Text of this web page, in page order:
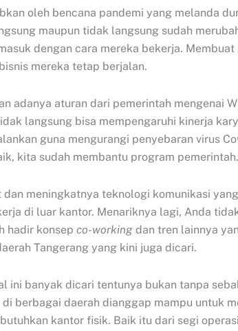
oleh bencana pandemi yang melanda
maupun tidak langsung sudah
dengan cara mereka bekerja.
mereka tetap berjalan.
adanya aturan dari pemerintah mengenai
langsung bisa mempengaruhi kinerja
guna mengurangi penyebaran virus
kita sudah membantu program pemerintah.
meningkatnya teknologi komunikasi
di luar kantor. Menariknya lagi, Anda
hadir konsep co-working dan tren lainnya
Tangerang yang kini juga dicari.
ini banyak dicari tentunya bukan tanpa
berbagai daerah dianggap mampu untuk
kantor fisik. Baik itu dari segi